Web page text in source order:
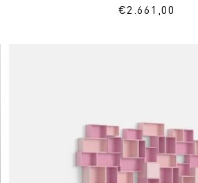
Normaler
€2.661,00